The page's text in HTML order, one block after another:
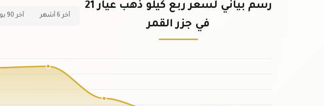
رسم بياني لسعر ربع كيلو ذهب عيار 21
في جزر القمر
آخر 6 أشهر آخر 90 يوم